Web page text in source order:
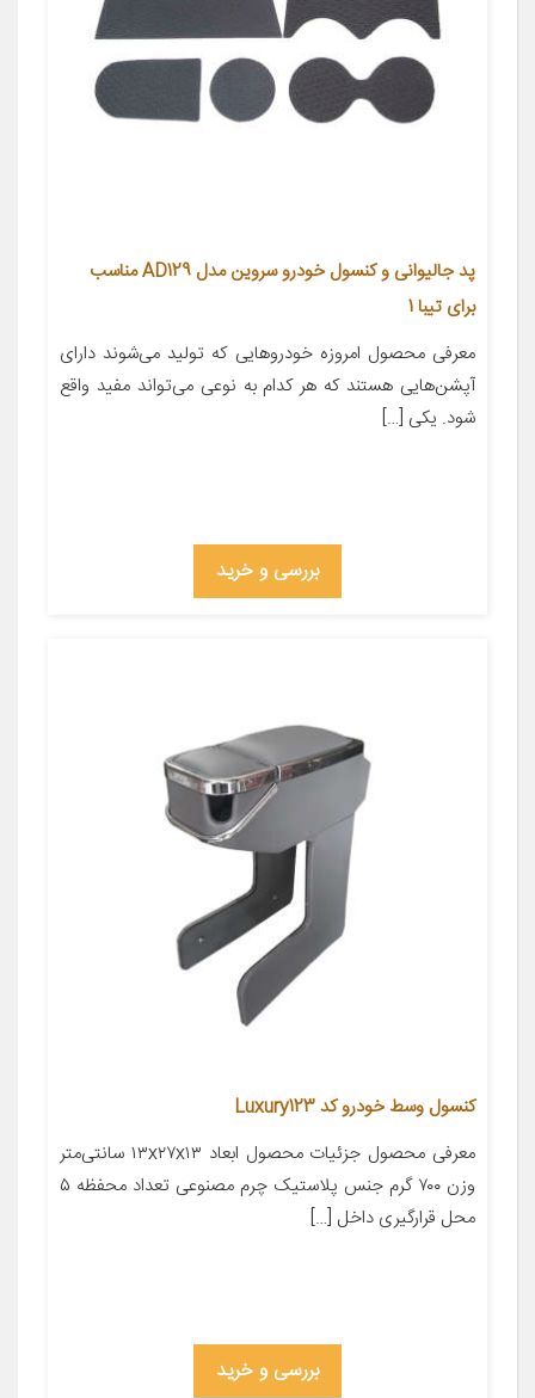
پد جالیوانی و کنسول خودرو سروین مدل AD129 مناسب
برای تیبا 1
معرفی محصول امروزه خودروهایی که تولید می‌شوند دارای
آپشن‌هایی هستند که هر کدام به نوعی می‌تواند مفید واقع
شود. یکی […]
بررسی و خرید
کنسول وسط خودرو کد Luxury123
معرفی محصول جزئیات محصول ابعاد ۱۳x۲۷x۱۳ سانتی‌متر
وزن ۷۰۰ گرم جنس پلاستیک چرم مصنوعی تعداد محفظه ۵
محل قرارگیری داخل […]
بررسی و خرید